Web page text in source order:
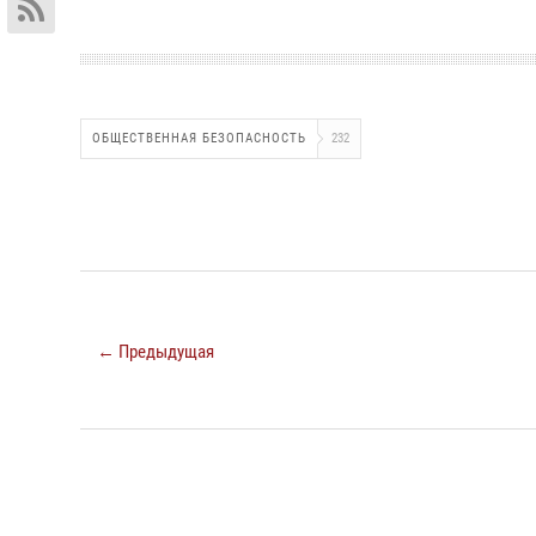
ОБЩЕСТВЕННАЯ БЕЗОПАСНОСТЬ 232
← Предыдущая